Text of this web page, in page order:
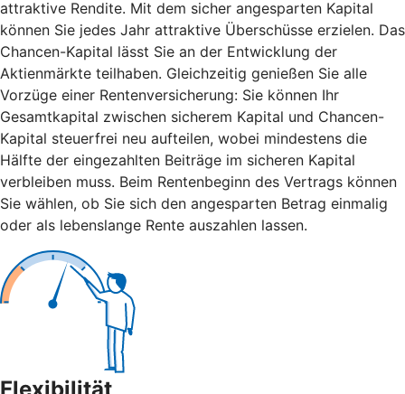
attraktive Rendite. Mit dem sicher angesparten Kapital
können Sie jedes Jahr attraktive Überschüsse erzielen. Das
Chancen-Kapital lässt Sie an der Entwicklung der
Aktienmärkte teilhaben. Gleichzeitig genießen Sie alle
Vorzüge einer Rentenversicherung: Sie können Ihr
Gesamtkapital zwischen sicherem Kapital und Chancen-
Kapital steuerfrei neu aufteilen, wobei mindestens die
Hälfte der eingezahlten Beiträge im sicheren Kapital
verbleiben muss. Beim Rentenbeginn des Vertrags können
Sie wählen, ob Sie sich den angesparten Betrag einmalig
oder als lebenslange Rente auszahlen lassen.
Flexibilität